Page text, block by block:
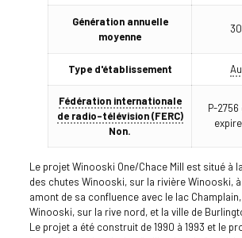
Génération annuelle
moyenne
Type d'établissement
Fédération internationale
de radio-télévision (FERC)
Non.
P-2756
Le projet Winooski One/Chace Mill est situé à
des chutes Winooski, sur la rivière Winooski,
amont de sa confluence avec le lac
Winooski, sur la rive nord, et la ville de
Le projet a été construit de 1990 à 1993 et le